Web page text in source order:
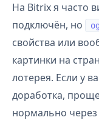
На Bitrix я часто
подключён, но
свойства или
картинки на
лотерея. Если у
доработка,
нормально